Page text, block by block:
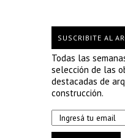
SUSCRIBITE AL
Todas las
selección de las
destacadas de
construcción.